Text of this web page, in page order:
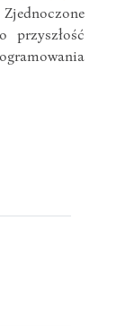
przyszłość